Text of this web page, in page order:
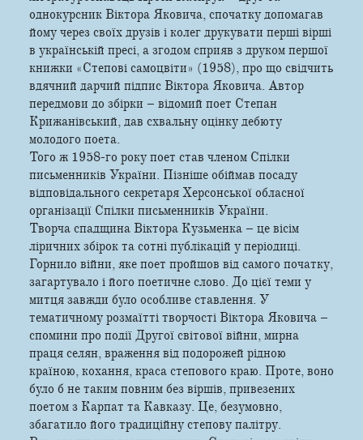
однокурсник Віктора Яковича, спочатку допомагав
йому через своїх друзів і колег друкувати перші вірші
в українській пресі, а згодом сприяв з друком першої
книжки «Степові самоцвіти» (1958), про що свідчить
вдячний дарчий підпис Віктора Яковича. Автор
передмови до збірки – відомий поет Степан
Крижанівський, дав схвальну оцінку дебюту
молодого поета.
Того ж 1958-го року поет став членом Спілки
письменників України. Пізніше обіймав посаду
відповідального секретаря Херсонської обласної
організації Спілки письменників України.
Творча спадщина Віктора Кузьменка – це вісім
ліричних збірок та сотні публікацій у періодиці.
Горнило війни, яке поет пройшов від самого початку,
загартувало і його поетичне слово. До цієї теми у
митця завжди було особливе ставлення. У
тематичному розмаїтті творчості Віктора Яковича –
спомини про події Другої світової війни, мирна
праця селян, враження від подорожей рідною
країною, кохання, краса степового краю. Проте, воно
було б не таким повним без віршів, привезених
поетом з Карпат та Кавказу. Це, безумовно,
збагатило його традиційну степову палітру.